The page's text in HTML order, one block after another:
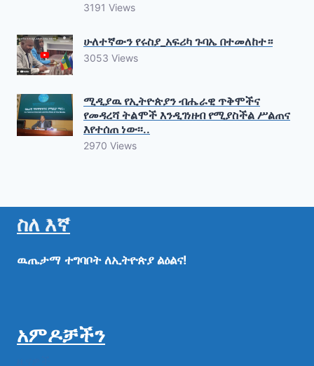
3191 Views
ሁለተኛውን የሩስያ_አፍሪካ ጉባኤ በተመለከተ።
3053 Views
ሚዲያዉ የኢትዮጵያን ብሔራዊ ጥቅሞችና
የመዳረሻ ትልሞች እንዲገነዘብ የሚያስችል ሥልጠና
እየተሰጠ ነው፡፡..
2970 Views
ስለ እኛ
ዉጤታማ ተግባቦት ለኢትዮጵያ ልዕልና!
አምዶቻችን